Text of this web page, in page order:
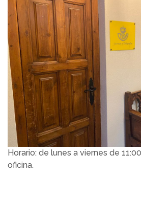
Horario: de lunes a viernes de
oficina.